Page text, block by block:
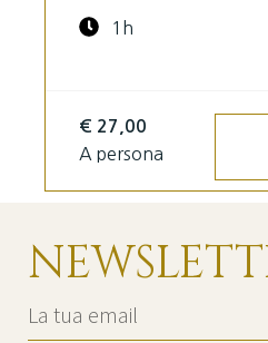
1h
€ 27,00
A persona
Address